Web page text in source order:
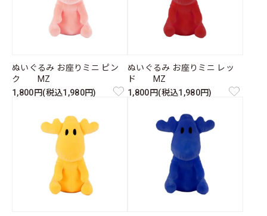
ぬいぐるみ お座りミニ ピン
ク MZ
1,800円(税込1,980円)
ぬいぐるみ お座りミニ レッ
ド MZ
1,800円(税込1,980円)